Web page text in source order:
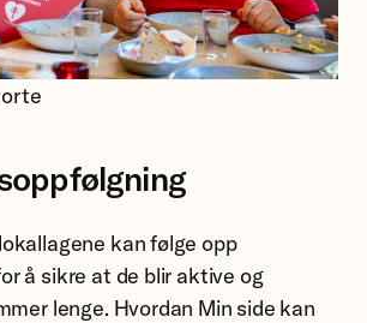
kan følge opp
å sikre at de blir aktive og
lenge. Hvordan Min side kan